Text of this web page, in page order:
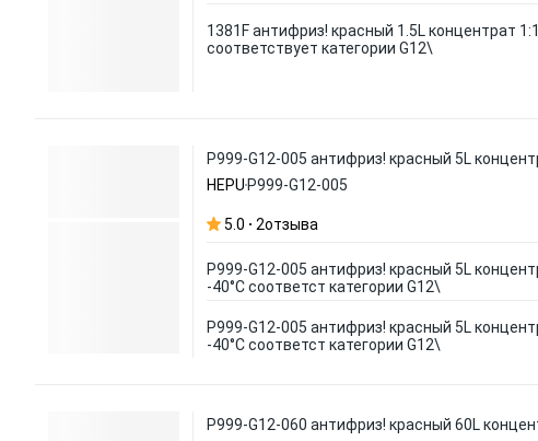
1381F антифриз! красный 1.5L концентрат
соответствует категории G12\
P999-G12-005 антифриз! красный 5L
HEPU P999-G12-005
5.0 2отзыва
P999-G12-005 антифриз! красный 5L
-40°C соответст категории G12\
P999-G12-005 антифриз! красный 5L
-40°C соответст категории G12\
P999-G12-060 антифриз! красный 60L